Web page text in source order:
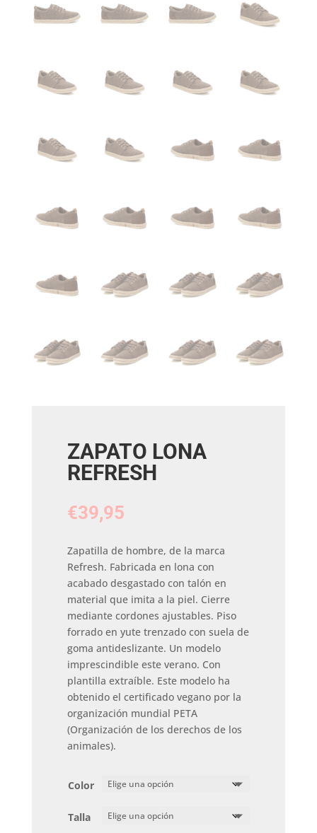
ZAPATO LONA
REFRESH
€39,95
Zapatilla de hombre, de la marca
Refresh. Fabricada en lona con
acabado desgastado con talón en
material que imita a la piel. Cierre
mediante cordones ajustables. Piso
forrado en yute trenzado con suela de
goma antideslizante. Un modelo
imprescindible este verano. Con
plantilla extraíble. Este modelo ha
obtenido el certificado vegano por la
organización mundial PETA
(Organización de los derechos de los
animales).
Color
Talla